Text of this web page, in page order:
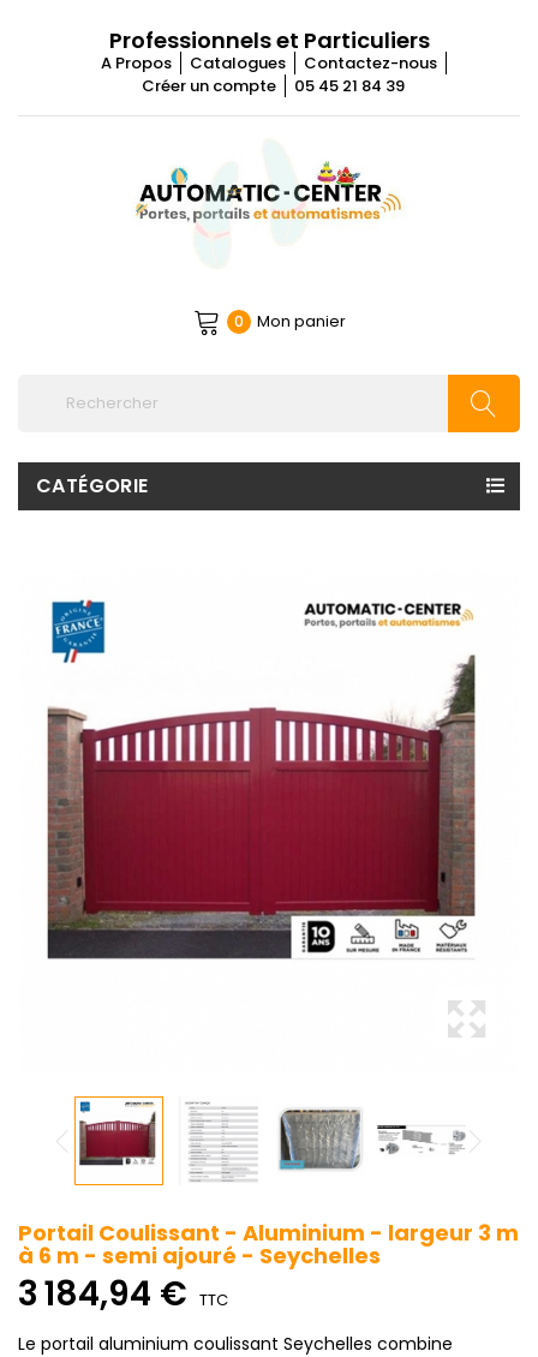
Professionnels et Particuliers
A Propos Catalogues
Contactez-nous
Créer un compte
05 45 21 84 39
0 Mon panier
CATÉGORIE
Portail Coulissant - Aluminium - largeur 3 m
à 6 m - semi ajouré - Seychelles
3 184,94 € TTC
Le portail aluminium coulissant Seychelles combine